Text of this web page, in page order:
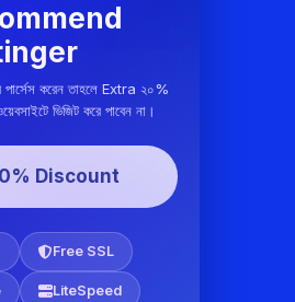
পার্সেস করেন তাহলে Extra ২০%
ভিজিট করে পাবেন না।
Discount
Free SSL
LiteSpeed